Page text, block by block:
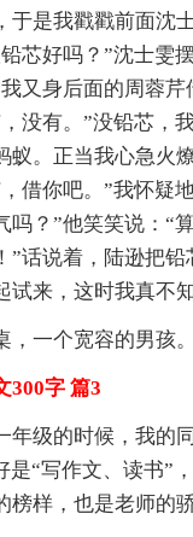
于是我戳戳前面沈
芯好吗？”沈士雯
又身后面的周蓉
没有。”没铅芯，
蚁。正当我心急火
借你吧。”我怀疑
吗？”他笑笑说：“
”话说着，陆逊把铅
试来，这时我真
，一个宽容的男孩。
300字 篇3
年级的时候，我的
是“写作文、读书”
样，也是老师的骄